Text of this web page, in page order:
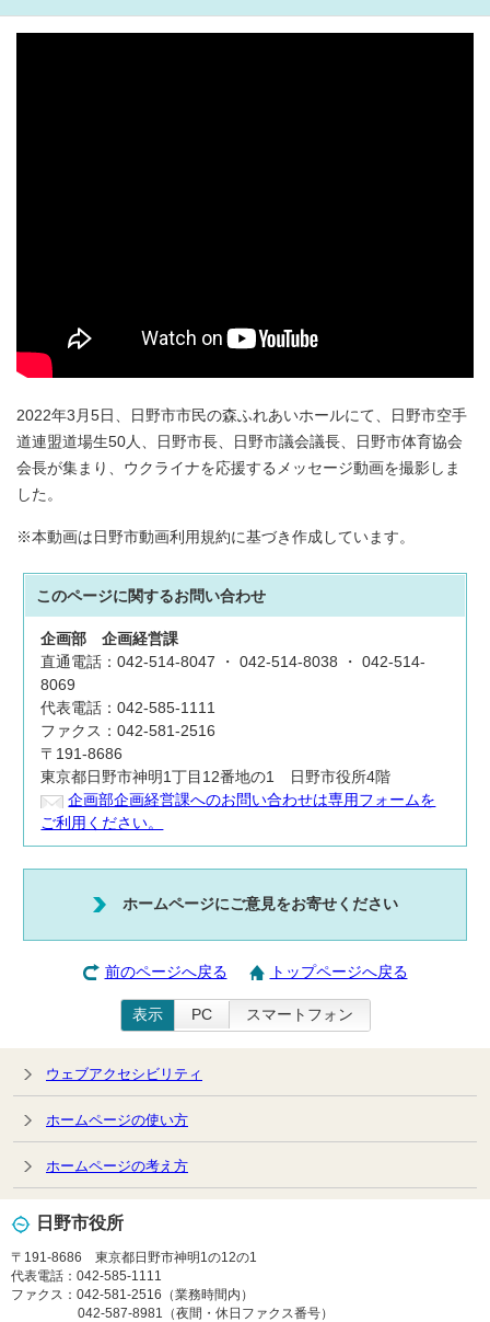
2022年3月5日、日野市市民の森ふれあいホールにて、日野市空手
道連盟道場生50人、日野市長、日野市議会議長、日野市体育協会
会長が集まり、ウクライナを応援するメッセージ動画を撮影しま
した。
※本動画は日野市動画利用規約に基づき作成しています。
このページに関するお問い合わせ
企画部企画経営課
直通電話：042-514-8047 ・ 042-514-8038 ・ 042-514-
8069
代表電話：042-585-1111
ファクス：042-581-2516
〒191-8686
東京都日野市神明1丁目12番地の1 日野市役所4階
企画部企画経営課へのお問い合わせは専用フォームを
ご利用ください。
ホームページにご意見をお寄せください
前のページへ戻る トップページへ戻る
表示 PC スマートフォン
ウェブアクセシビリティ
ホームページの使い方
ホームページの考え方
日野市役所
〒191-8686 東京都日野市神明1の12の1
代表電話：042-585-1111
ファクス：042-581-2516（業務時間内）
042-587-8981（夜間・休日ファクス番号）